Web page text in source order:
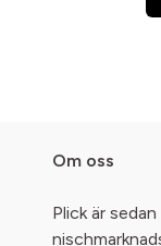
Om oss
Plick är